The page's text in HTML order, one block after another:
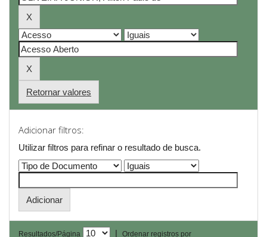
Retornar valores
Adicionar filtros:
Utilizar filtros para refinar o resultado de busca.
Resultados/Página |
Ordenar registros por